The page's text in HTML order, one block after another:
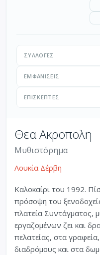
ΣΥΛΛΟΓΈΣ
ΕΜΦΑΝΊΣΕΙΣ
ΕΠΙΣΚΈΠΤΕΣ
Θεα Ακροπολη
Μυθιστόρημα
Λουκία Δέρβη
Kαλοκαίρι του 1992.
πρόσοψη του
πλατεία Συντάγματος,
εργαζομένων ζει και
πελατείας, στα
διαδρόμους και στα